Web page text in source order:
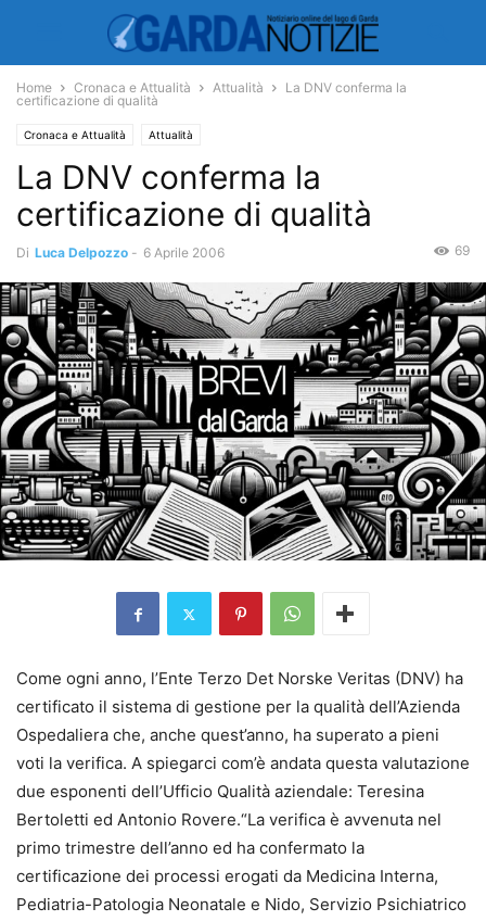
Home Cronaca e Attualità Attualità
La DNV conferma la
certificazione di qualità
Cronaca e Attualità Attualità
La DNV conferma la
certificazione di qualità
Di Luca Delpozzo - 6 Aprile 2006 69
Come ogni anno, l’Ente Terzo Det Norske Veritas (DNV) ha
certificato il sistema di gestione per la qualità dell’Azienda
Ospedaliera che, anche quest’anno, ha superato a pieni
voti la verifica. A spiegarci com’è andata questa valutazione
due esponenti dell’Ufficio Qualità aziendale: Teresina
Bertoletti ed Antonio Rovere.“La verifica è avvenuta nel
primo trimestre dell’anno ed ha confermato la
certificazione dei processi erogati da Medicina Interna,
Pediatria-Patologia Neonatale e Nido, Servizio Psichiatrico